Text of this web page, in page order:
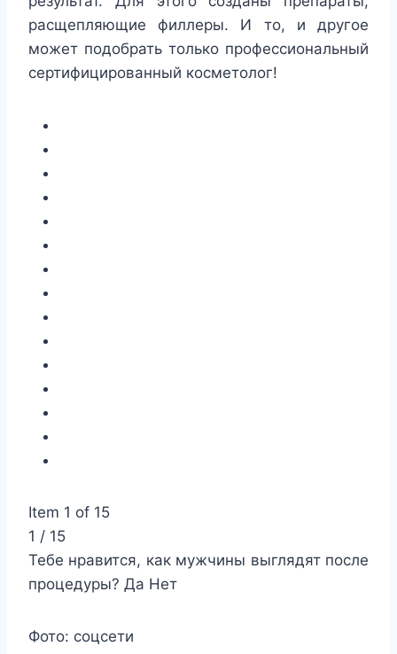
расщепляющие филлеры. И то, и другое
может подобрать только профессиональный
сертифицированный косметолог!
Item 1 of 15
1 / 15
Тебе нравится, как мужчины выглядят после
процедуры? Да Нет
Фото: соцсети